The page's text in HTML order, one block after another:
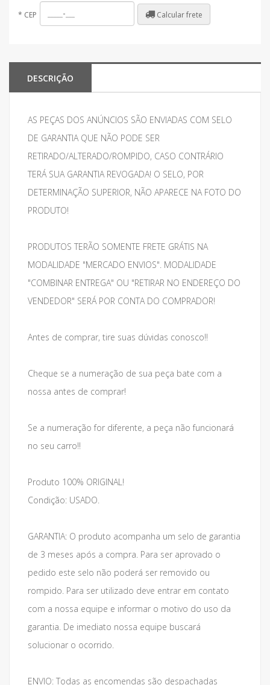
* CEP Calcular frete
DESCRIÇÃO
AS PEÇAS DOS ANÚNCIOS SÃO ENVIADAS COM SELO
DE GARANTIA QUE NÃO PODE SER
RETIRADO/ALTERADO/ROMPIDO, CASO CONTRÁRIO
TERÁ SUA GARANTIA REVOGADA! O SELO, POR
DETERMINAÇÃO SUPERIOR, NÃO APARECE NA FOTO DO
PRODUTO!
PRODUTOS TERÃO SOMENTE FRETE GRÁTIS NA
MODALIDADE "MERCADO ENVIOS". MODALIDADE
"COMBINAR ENTREGA" OU "RETIRAR NO ENDEREÇO DO
VENDEDOR" SERÁ POR CONTA DO COMPRADOR!
Antes de comprar, tire suas dúvidas conosco!!
Cheque se a numeração de sua peça bate com a
nossa antes de comprar!
Se a numeração for diferente, a peça não funcionará
no seu carro!!
Produto 100% ORIGINAL!
Condição: USADO.
GARANTIA: O produto acompanha um selo de garantia
de 3 meses após a compra. Para ser aprovado o
pedido este selo não poderá ser removido ou
rompido. Para ser utilizado deve entrar em contato
com a nossa equipe e informar o motivo do uso da
garantia. De imediato nossa equipe buscará
solucionar o ocorrido.
ENVIO: Todas as encomendas são despachadas